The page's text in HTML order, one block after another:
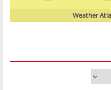
Weather